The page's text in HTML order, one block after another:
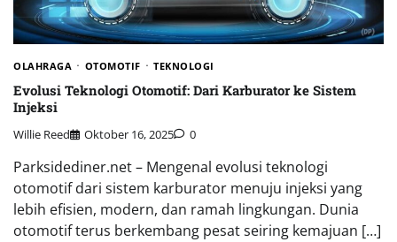
OLAHRAGA OTOMOTIF TEKNOLOGI
Evolusi Teknologi Otomotif: Dari Karburator ke Sistem
Injeksi
Willie Reed Oktober 16, 2025 0
Parksidediner.net – Mengenal evolusi teknologi
otomotif dari sistem karburator menuju injeksi yang
lebih efisien, modern, dan ramah lingkungan. Dunia
otomotif terus berkembang pesat seiring kemajuan […]